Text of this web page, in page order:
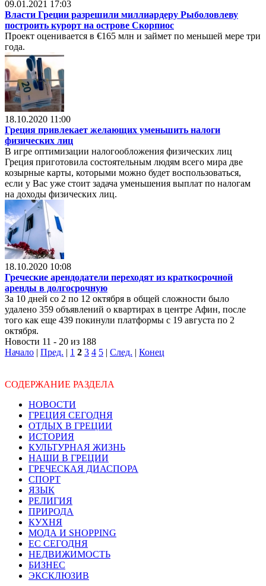
09.01.2021 17:03
Власти Греции разрешили миллиардеру Рыболовлеву
построить курорт на острове Скорпиос
Проект оценивается в €165 млн и займет по меньшей мере три
года.
18.10.2020 11:00
Греция привлекает желающих уменьшить налоги
физических лиц
В игре оптимизации налогообложения физических лиц
Греция приготовила состоятельным людям всего мира две
козырные карты, которыми можно будет воспользоваться,
если у Вас уже стоит задача уменьшения выплат по налогам
на доходы физических лиц.
18.10.2020 10:08
Греческие арендодатели переходят из краткосрочной
аренды в долгосрочную
За 10 дней со 2 по 12 октября в общей сложности было
удалено 359 объявлений о квартирах в центре Афин, после
того как еще 439 покинули платформы с 19 августа по 2
октября.
Новости 11 - 20 из 188
Начало | Пред. | 1 2 3 4 5 | След. | Конец
СОДЕРЖАНИЕ РАЗДЕЛА
НОВОСТИ
ГРЕЦИЯ СЕГОДНЯ
ОТДЫХ В ГРЕЦИИ
ИСТОРИЯ
КУЛЬТУРНАЯ ЖИЗНЬ
НАШИ В ГРЕЦИИ
ГРЕЧЕСКАЯ ДИАСПОРА
СПОРТ
ЯЗЫК
РЕЛИГИЯ
ПРИРОДА
КУХНЯ
МОДА И SHOPPING
ЕС СЕГОДНЯ
НЕДВИЖИМОСТЬ
БИЗНЕС
ЭКСКЛЮЗИВ